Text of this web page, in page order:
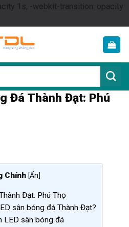
1s; -webkit-transition: opacity
Đá Thành Đạt: Phú
Chính [Ẩn]
Đạt: Phú Thọ
sân bóng đá Thành Đạt?
LED sân bóng đá